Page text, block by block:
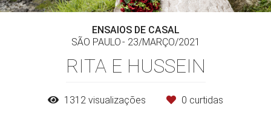
ENSAIOS DE CASAL
SÃO PAULO
23/MARÇO/2021
RITA E HUSSEIN
1312 visualizações 0 curtidas